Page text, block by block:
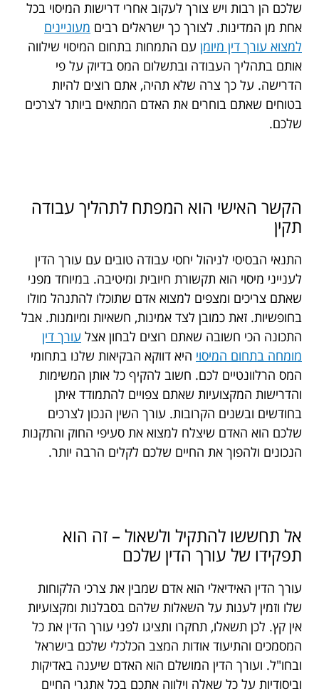
שלכם הן רבות ויש צורך לעקוב אחרי דרישות המיסוי בכל
אחת מן המדינות. לצורך כך ישראלים רבים מעוניינים
למצוא עורך דין מיומן עם התמחות בתחום המיסוי שילווה
אותם בתהליך העבודה ובתשלום המס בדיוק על פי
הדרישה. על כך צרה שלא תהיה, אתם רוצים להיות
בטוחים שאתם בוחרים את האדם המתאים ביותר לצרכים
שלכם.
הקשר האישי הוא המפתח לתהליך עבודה
תקין
התנאי הבסיסי לניהול יחסי עבודה טובים עם עורך הדין
לענייני מיסוי הוא תקשורת חיובית ומיטיבה. במיוחד מפני
שאתם צריכים ומצפים למצוא אדם שתוכלו להתנהל מולו
בחופשיות. זאת כמובן לצד אמינות, חשאיות ומיומנות. אבל
התכונה הכי חשובה שאתם רוצים לבחון אצל עורך דין
מומחה בתחום המיסוי היא דווקא הבקיאות שלנו בתחומי
המס הרלוונטיים לכם. חשוב להקיף כל אותן המשימות
והדרישות המקצועיות שאתם צפויים להתמודד איתן
בחודשים ובשנים הקרובות. עורך השין הנכון לצרכים
שלכם הוא האדם שיצלח למצוא את סעיפי החוק והתקנות
הנכונים ולהפוך את החיים שלכם לקלים הרבה יותר.
אל תחששו להתקיל ולשאול – זה הוא
תפקידו של עורך הדין שלכם
עורך הדין האידיאלי הוא אדם שמבין את צרכי הלקוחות
שלו וזמין לענות על השאלות שלהם בסבלנות ומקצועיות
אין קץ. לכן תשאלו, תחקרו ותציגו לפני עורך הדין את כל
המסמכים והתיעוד אודות המצב הכלכלי שלכם בישראל
ובחו"ל. ועורך הדין המושלם הוא האדם שיענה באדיקות
וביסודיות על כל שאלה וילווה אתכם בכל אתגרי החיים